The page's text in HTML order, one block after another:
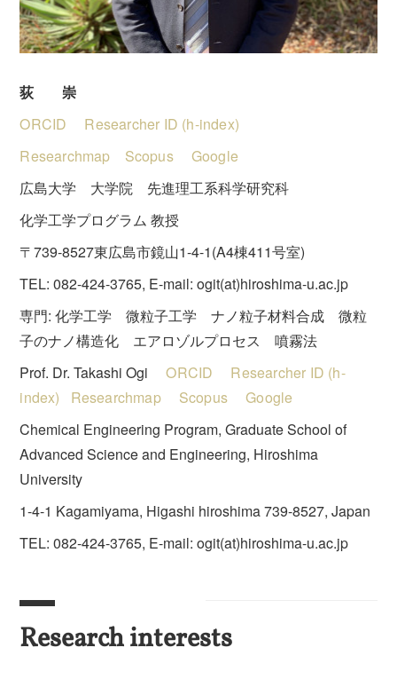
荻 崇
ORCID
Researcher ID (h-index)
Researchmap
Scopus
Google
広島大学 大学院 先進理工系科学研究科
化学工学プログラム 教授
〒739-8527東広島市鏡山1-4-1(A4棟411号室)
TEL: 082-424-3765, E-mail: ogit(at)hiroshima-u.ac.jp
専門: 化学工学 微粒子工学 ナノ粒子材料合成 微粒
子のナノ構造化 エアロゾルプロセス 噴霧法
Prof. Dr. Takashi OgiORCID
Researcher ID (h-
index)
Researchmap Scopus
Google
Chemical Engineering Program, Graduate School of
Advanced Science and Engineering, Hiroshima
University
1-4-1 Kagamiyama, Higashi hiroshima 739-8527, Japan
TEL: 082-424-3765, E-mail: ogit(at)hiroshima-u.ac.jp
Research interests